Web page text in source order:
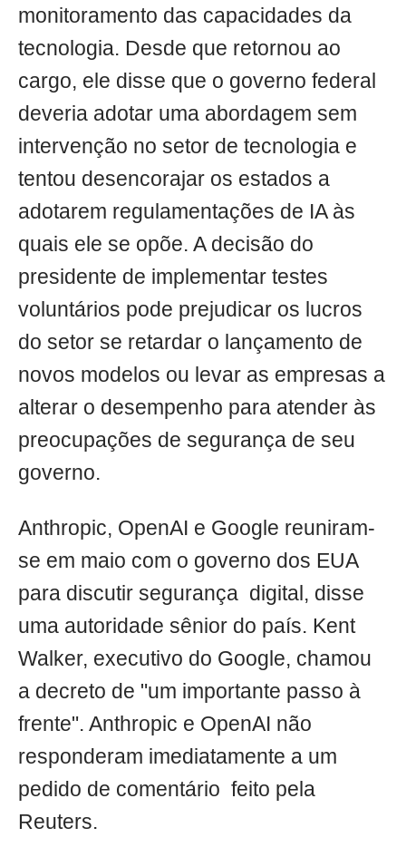
monitoramento das capacidades da
tecnologia. Desde que retornou ao
cargo, ele disse que o governo federal
deveria adotar uma abordagem sem
intervenção no setor de tecnologia e
tentou desencorajar os estados a
adotarem regulamentações de IA às
quais ele se opõe. A decisão do
presidente de implementar testes
voluntários pode prejudicar os lucros
do setor se retardar o lançamento de
novos modelos ou levar as empresas a
alterar o desempenho para atender às
preocupações de segurança de seu
governo.
Anthropic, OpenAI e Google reuniram-
se em maio com o governo dos EUA
para discutir segurança digital, disse
uma autoridade sênior do país. Kent
Walker, executivo do Google, chamou
a decreto de "um importante passo à
frente". Anthropic e OpenAI não
responderam imediatamente a um
pedido de comentário feito pela
Reuters.